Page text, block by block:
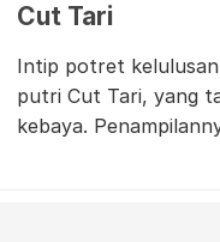
Cut Tari
Intip potret
putri Cut Tari, yang
kebaya.